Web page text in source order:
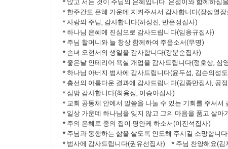
* 앉고 서는 것이 주님의 은혜입니다. 은정이와 함께하심
* 한주간도 은혜 가운데 지켜주셔서 감사합니다(장성열장
* 사랑의 주님, 감사합니다(하성진, 반은정집사)
* 하나님 은혜에 진심으로 감사드립니다(임응규집사)
* 주님 할머니와 늘 항상 함께하여 주옵소서(무명)
* 손녀 오현서의 생일을 감사합니다(강분순집사)
* 좋은날 인테리어 욕실 개업을 감사드립니다(정호상, 심
* 하나님 아버지 범사에 감사드립니다(윤두섭, 김순의성
* 총선의 아름다운 결과에 감사드립니다(김종만집사, 공
* 심방 감사합니다(최용성, 이승아집사)
* 교회 공동체 안에서 말씀을 나눌 수 있는 기회를 주셔
* 일상 가운데 하나님을 잊지 않고 그의 마음을 품고 살
* 주의 은혜로 종의 집이 평안케 하소서(이진석집사)
* 주님과 동행하는 삶을 살도록 인도해 주시길 소망합니
* 범사에 감사드립니다(권유선집사) * 주님 찬양해요(김